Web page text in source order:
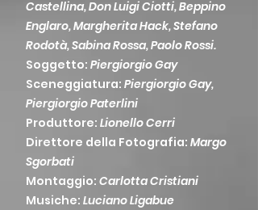
Castellina, Don Luigi Ciotti, Beppino
Englaro, Margherita Hack, Stefano
Rodotà, Sabina Rossa, Paolo Rossi.
Soggetto: Piergiorgio Gay
Sceneggiatura: Piergiorgio Gay,
Piergiorgio Paterlini
Produttore: Lionello Cerri
Direttore della Fotografia: Margo
Sgorbati
Montaggio: Carlotta Cristiani
Musiche: Luciano Ligabue